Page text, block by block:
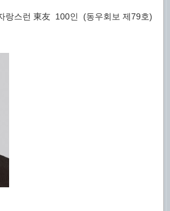
랑스런 東友 100인 (동우회보 제79호)